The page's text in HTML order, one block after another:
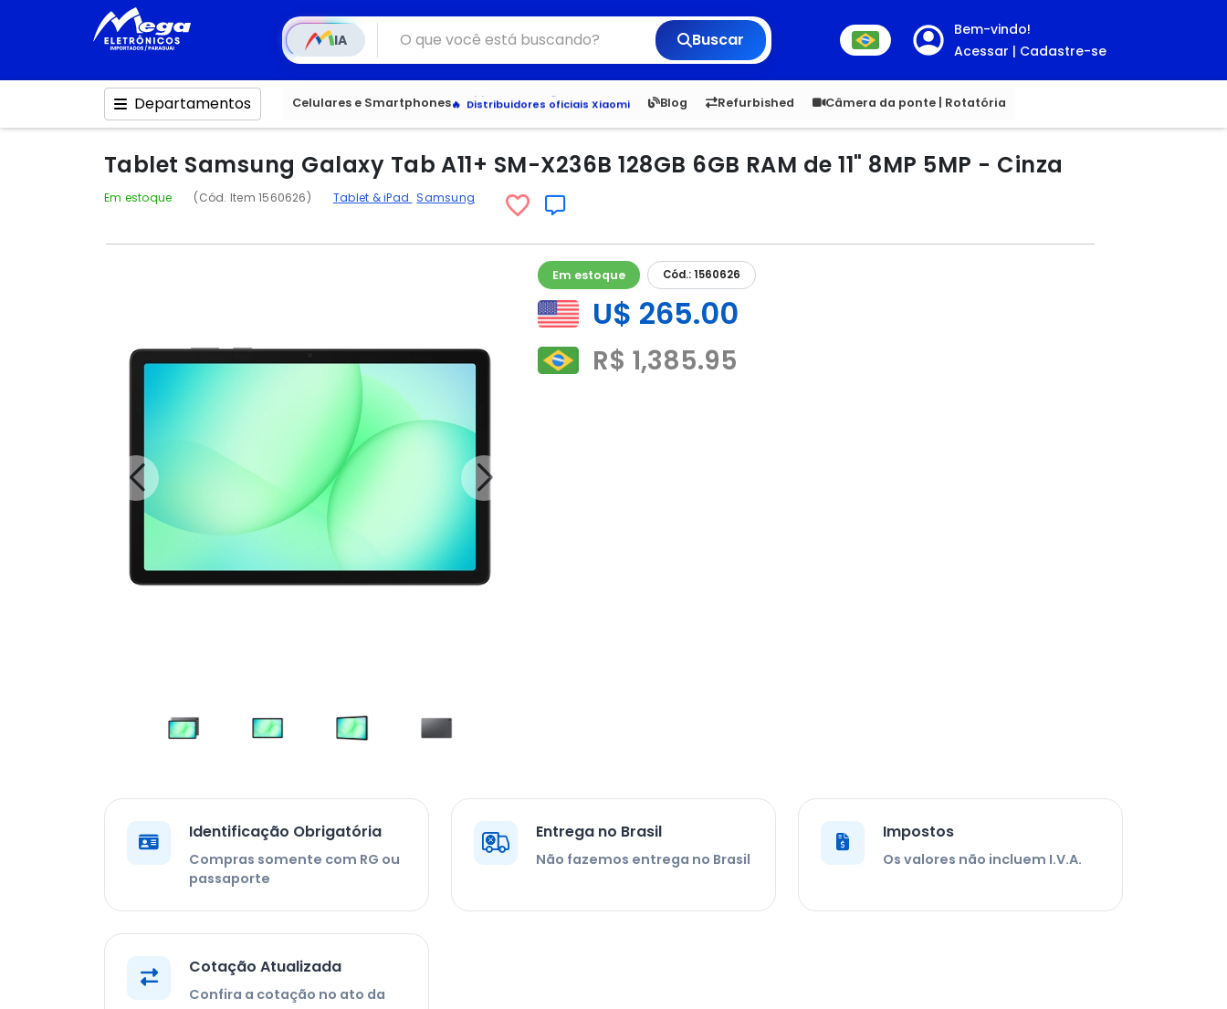
IA Buscar
Bem-vindo!
Acessar | Cadastre-se
Departamentos Celulares e Smartphones
Veja os Lançamentos
Distribuidores oficiais Xiaomi
Blog Refurbished Câmera da ponte | Rotatória
6,050 5.23 1,900 1.00
Tablet Samsung Galaxy Tab A11+ SM-X236B 128GB 6GB RAM de 11" 8MP 5MP - Cinza
Em estoque (Cód. Item 1560626) Tablet & iPad Samsung
Em estoque Cód.: 1560626
U$ 265.00
R$ 1,385.95
Identificação Obrigatória
Compras somente com RG ou
passaporte
Entrega no Brasil
Não fazemos entrega no Brasil
Impostos
Os valores não incluem I.V.A.
Cotação Atualizada
Confira a cotação no ato da